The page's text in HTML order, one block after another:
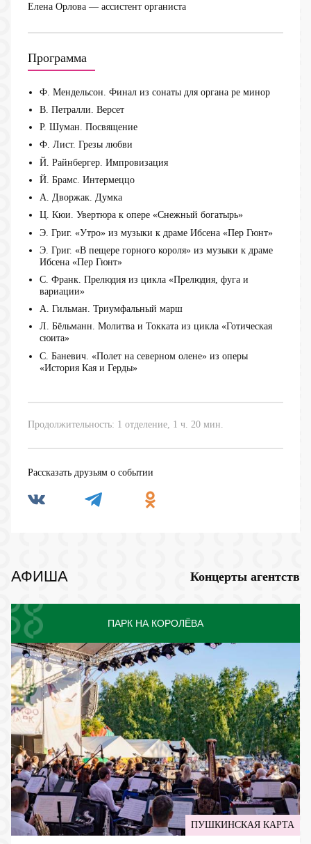
Елена Орлова — ассистент органиста
Программа
Ф. Мендельсон. Финал из сонаты для органа ре минор
В. Петралли. Версет
Р. Шуман. Посвящение
Ф. Лист. Грезы любви
Й. Райнбергер. Импровизация
Й. Брамс. Интермеццо
А. Дворжак. Думка
Ц. Кюи. Увертюра к опере «Снежный богатырь»
Э. Григ. «Утро» из музыки к драме Ибсена «Пер Гюнт»
Э. Григ. «В пещере горного короля» из музыки к драме
Ибсена «Пер Гюнт»
С. Франк. Прелюдия из цикла «Прелюдия, фуга и
вариации»
А. Гильман. Триумфальный марш
Л. Бёльманн. Молитва и Токката из цикла «Готическая
сюита»
С. Баневич. «Полет на северном олене» из оперы
«История Кая и Герды»
Продолжительность: 1 отделение, 1 ч. 20 мин.
Рассказать друзьям о событии
АФИША Концерты агентств
ПАРК НА КОРОЛЁВА
ПУШКИНСКАЯ КАРТА